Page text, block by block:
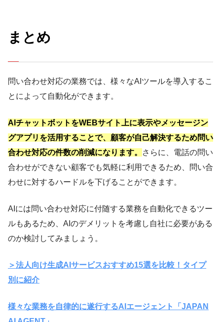
まとめ
問い合わせ対応の業務では、様々なAIツールを導入するこ
とによって自動化ができます。
AIチャットボットをWEBサイト上に表示やメッセージン
グアプリを活用することで、顧客が自己解決するため問い
合わせ対応の件数の削減になります。
さらに、電話の問い
合わせができない顧客でも気軽に利用できるため、問い合
わせに対するハードルを下げることができます。
AIには問い合わせ対応に付随する業務を自動化できるツー
ルもあるため、AIのデメリットを考慮し自社に必要がある
のか検討してみましょう。
＞法人向け生成AIサービスおすすめ15選を比較！タイプ
別に紹介
様々な業務を自律的に遂行するAIエージェント「JAPAN